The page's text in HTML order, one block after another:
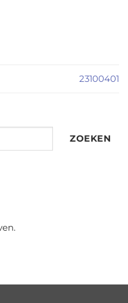
23100401
ZOEKEN